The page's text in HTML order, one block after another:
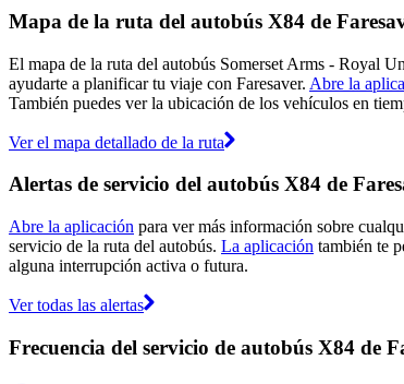
Mapa de la ruta del autobús X84 de
El mapa de la ruta del autobús Somerset Arms - Royal
ayudarte a planificar tu viaje con Faresaver. Abre la
También puedes ver la ubicación de los vehículos en
Ver el mapa detallado de la ruta
Alertas de servicio del autobús X84 de
Abre la aplicación para ver más información sobre
servicio de la ruta del autobús. La aplicación también te
alguna interrupción activa o futura.
Ver todas las alertas
Frecuencia del servicio de autobús X84 de